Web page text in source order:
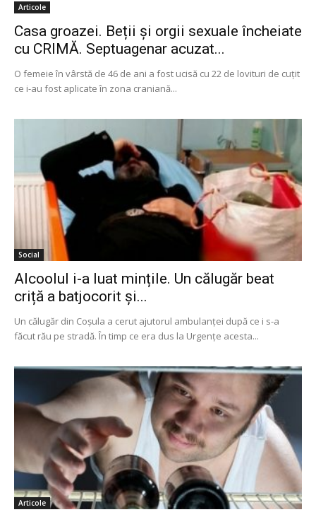
Articole
Casa groazei. Beții și orgii sexuale încheiate
cu CRIMĂ. Septuagenar acuzat...
O femeie în vârstă de 46 de ani a fost ucisă cu 22 de lovituri de cuţit
ce i-au fost aplicate în zona craniană...
Social
Alcoolul i-a luat mințile. Un călugăr beat
criță a batjocorit și...
Un călugăr din Coşula a cerut ajutorul ambulanţei după ce i s-a
făcut rău pe stradă. În timp ce era dus la Urgenţe acesta...
Articole